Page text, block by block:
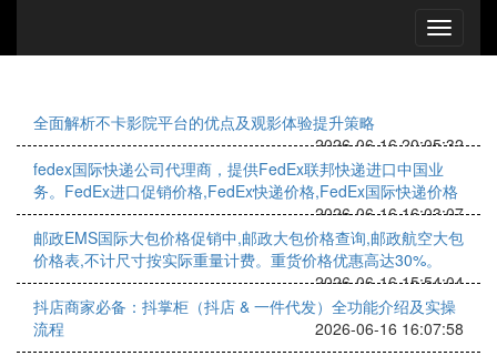
全面解析不卡影院平台的优点及观影体验提升策略
2026-06-16 20:05:32
fedex国际快递公司代理商，提供FedEx联邦快递进口中国业
务。FedEx进口促销价格,FedEx快递价格,FedEx国际快递价格
2026-06-16 16:03:07
邮政EMS国际大包价格促销中,邮政大包价格查询,邮政航空大包
价格表,不计尺寸按实际重量计费。重货价格优惠高达30%。
2026-06-16 15:54:04
抖店商家必备：抖掌柜（抖店 & 一件代发）全功能介绍及实操
流程
2026-06-16 16:07:58